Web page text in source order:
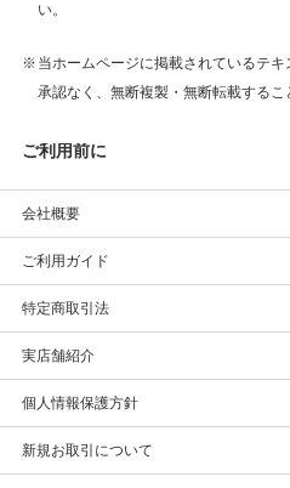
い。
当ホームページに掲載されているテ
承認なく、無断複製・無断転載するこ
ご利用前に
会社概要
ご利用ガイド
特定商取引法
実店舗紹介
個人情報保護方針
新規お取引について